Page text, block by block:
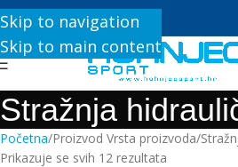
Skip to navigation
Skip to main content
+385 1 8896 200
Stražnja
Početna Proizvod Vrsta proizvoda
Prikazuje se svih 12 rezultata